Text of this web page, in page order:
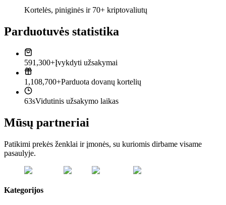
Kortelės, piniginės ir 70+ kriptovaliutų
Parduotuvės statistika
591,300+Įvykdyti užsakymai
1,108,700+Parduota dovanų kortelių
63sVidutinis užsakymo laikas
Mūsų partneriai
Patikimi prekės ženklai ir įmonės, su kuriomis dirbame visame
pasaulyje.
Kategorijos